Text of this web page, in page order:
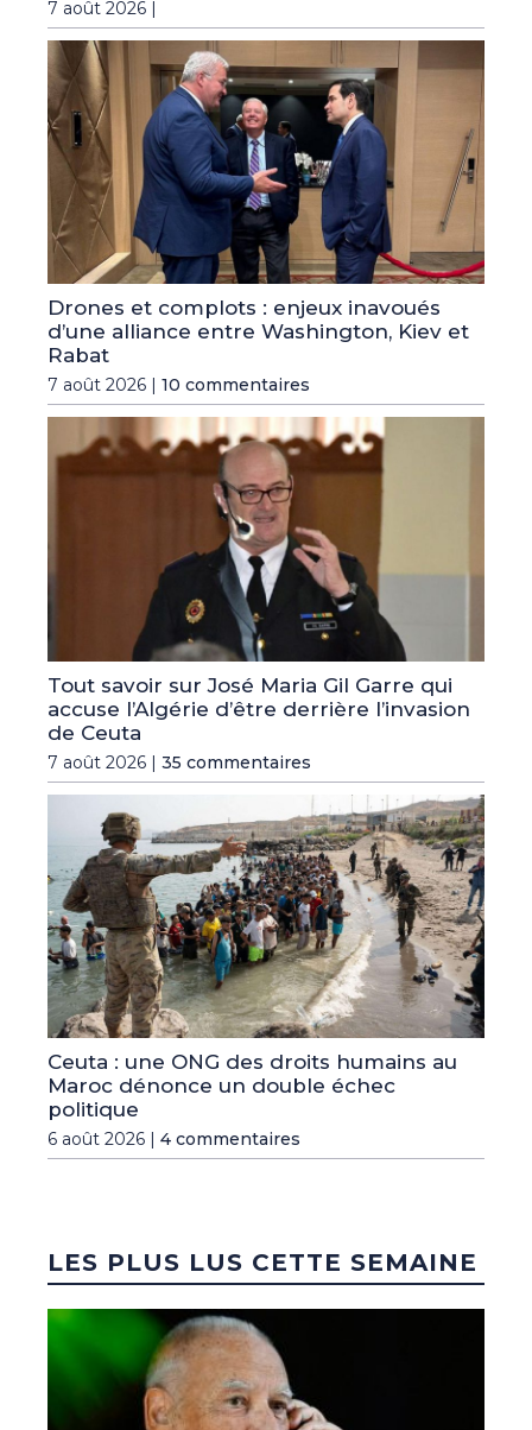
7 août 2026 |
Drones et complots : enjeux inavoués
d’une alliance entre Washington, Kiev et
Rabat
7 août 2026 | 10 commentaires
Tout savoir sur José Maria Gil Garre qui
accuse l’Algérie d’être derrière l’invasion
de Ceuta
7 août 2026 | 35 commentaires
Ceuta : une ONG des droits humains au
Maroc dénonce un double échec
politique
6 août 2026 | 4 commentaires
LES PLUS LUS CETTE SEMAINE